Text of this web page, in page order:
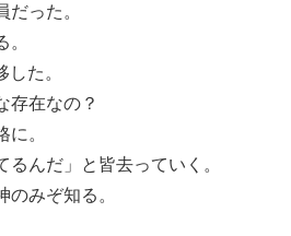
だった。
た。
存在なの？
。
るんだ」と皆去っていく。
みぞ知る。